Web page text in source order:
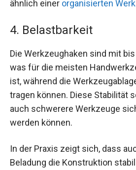
ähnlich einer organisierten
4. Belastbarkeit
Die Werkzeughaken sind mit
was für die meisten
ist, während die
tragen können. Diese Stabilität
auch schwerere Werkzeuge
werden können.
In der Praxis zeigt sich, dass
Beladung die Konstruktion